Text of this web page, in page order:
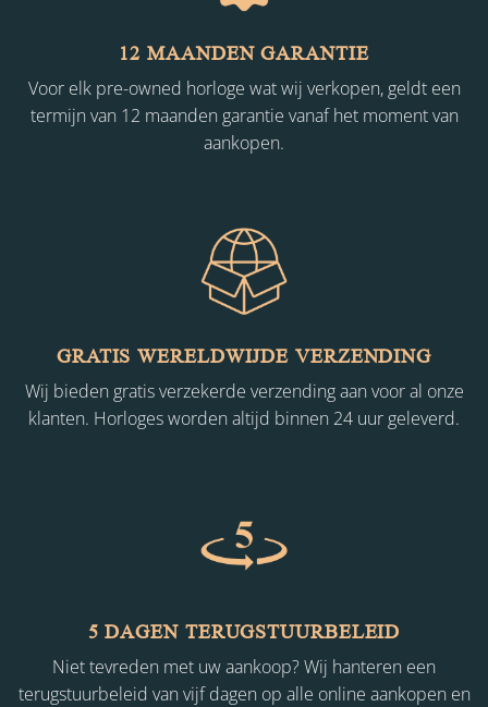
12 MAANDEN GARANTIE
Voor elk pre-owned horloge wat wij verkopen, geldt een
termijn van 12 maanden garantie vanaf het moment van
aankopen.
GRATIS WERELDWIJDE VERZENDING
Wij bieden gratis verzekerde verzending aan voor al onze
klanten. Horloges worden altijd binnen 24 uur geleverd.
5 DAGEN TERUGSTUURBELEID
Niet tevreden met uw aankoop? Wij hanteren een
terugstuurbeleid van vijf dagen op alle online aankopen en